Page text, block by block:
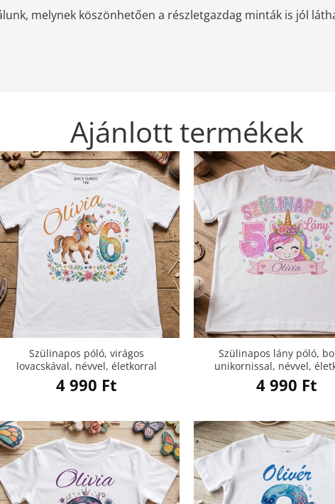
melynek köszönhetően a részletgazdag minták is jól
Ajánlott termékek
Szülinapos póló, virágos
lovacskával, névvel, életkorral
4 990 Ft
Szülinapos lány póló,
unikornissal, névvel,
4 990 Ft